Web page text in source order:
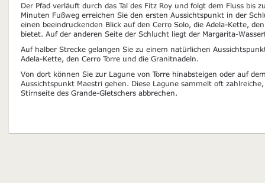
Der Pfad verläuft durch das Tal des Fitz Roy und folgt dem Fluss bis
Minuten Fußweg erreichen Sie den ersten Aussichtspunkt in der
einen beeindruckenden Blick auf den Cerro Solo, die Adela-Kette,
bietet. Auf der anderen Seite der Schlucht liegt der Margarita-
Auf halber Strecke gelangen Sie zu einem natürlichen
Adela-Kette, den Cerro Torre und die Granitnadeln.
Von dort können Sie zur Lagune von Torre hinabsteigen oder auf
Aussichtspunkt Maestri gehen. Diese Lagune sammelt oft
Stirnseite des Grande-Gletschers abbrechen.